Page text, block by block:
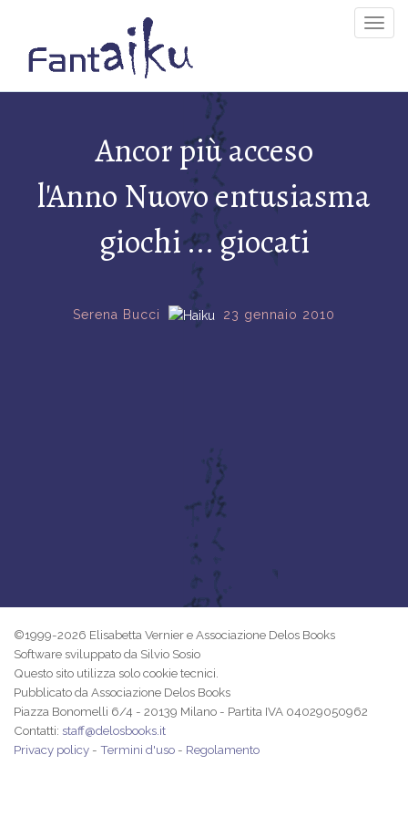
Ancor più acceso
l'Anno Nuovo entusiasma
giochi ... giocati
Serena Bucci 23 gennaio 2010
©1999-2026 Elisabetta Vernier e Associazione Delos Books
Software sviluppato da Silvio Sosio
Questo sito utilizza solo cookie tecnici.
Pubblicato da Associazione Delos Books
Piazza Bonomelli 6/4 - 20139 Milano - Partita IVA 04029050962
Contatti: staff@delosbooks.it
Privacy policy - Termini d'uso - Regolamento